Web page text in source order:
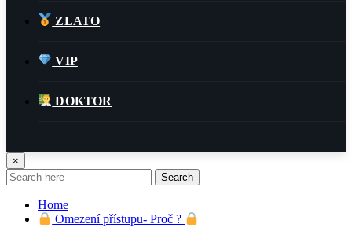
ZLATO
VIP
DOKTOR
Youtube
Kontakt
×
Search
Home
Omezení přístupu- Proč ?